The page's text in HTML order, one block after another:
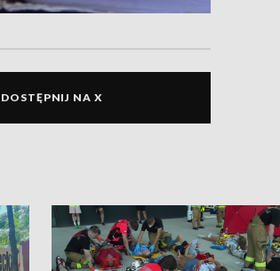
NA X